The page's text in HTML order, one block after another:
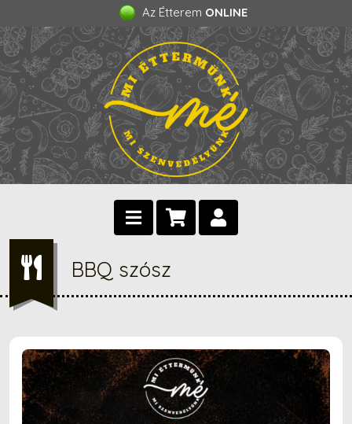
Az Étterem ONLINE
BBQ szósz